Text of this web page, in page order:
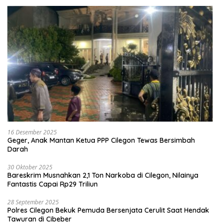
16 Desember 2025
Geger, Anak Mantan Ketua PPP Cilegon Tewas Bersimbah
Darah
30 Oktober 2025
Bareskrim Musnahkan 2,1 Ton Narkoba di Cilegon, Nilainya
Fantastis Capai Rp29 Triliun
28 September 2025
Polres Cilegon Bekuk Pemuda Bersenjata Cerulit Saat Hendak
Tawuran di Cibeber